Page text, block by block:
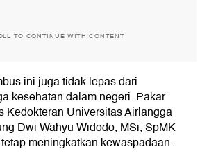
TO CONTINUE WITH CONTENT
ini juga tidak lepas dari
kesehatan dalam negeri. Pakar
Kedokteran Universitas Airlangga
Dwi Wahyu Widodo, MSi, SpMK
meningkatkan kewaspadaan.